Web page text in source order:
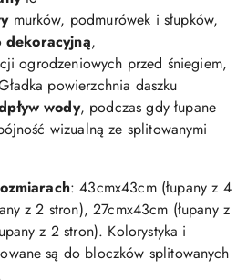
murków, podmurówek i słupków,
dekoracyjną,
ogrodzeniowych przed śniegiem,
powierzchnia daszku
wody, podczas gdy łupane
wizualną ze splitowanymi
: 43cmx43cm (łupany z 4
z 2 stron), 27cmx43cm (łupany z
z 2 stron). Kolorystyka i
są do bloczków splitowanych